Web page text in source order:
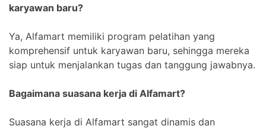
karyawan baru?
Ya, Alfamart memiliki program pelatihan yang
komprehensif untuk karyawan baru, sehingga mereka
siap untuk menjalankan tugas dan tanggung jawabnya.
Bagaimana suasana kerja di Alfamart?
Suasana kerja di Alfamart sangat dinamis dan